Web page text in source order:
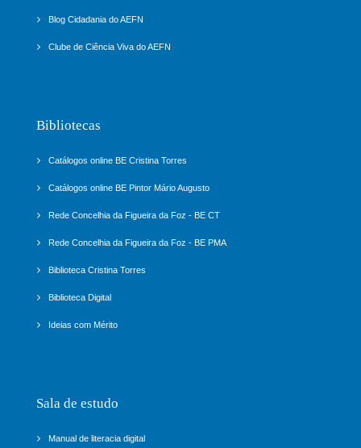
Blog Cidadania do AEFN
Clube de Ciência Viva do AEFN
Bibliotecas
Catálogos online BE Cristina Torres
Catálogos online BE Pintor Mário Augusto
Rede Concelhia da Figueira da Foz - BE CT
Rede Concelhia da Figueira da Foz - BE PMA
Biblioteca Cristina Torres
Biblioteca Digital
Ideias com Mérito
Sala de estudo
Manual de literacia digital